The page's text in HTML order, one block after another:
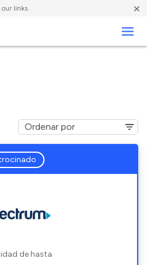
links. ×
de hasta